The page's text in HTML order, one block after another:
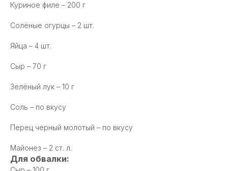
Куриное филе – 200 г
Солёные огурцы – 2 шт.
Яйца – 4 шт.
Сыр – 70 г
Зелёный лук – 10 г
Соль – по вкусу
Перец черный молотый – по вкусу
Майонез – 2 ст. л.
Для обвалки: